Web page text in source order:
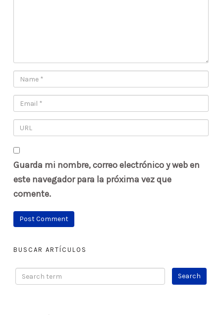
Guarda mi nombre, correo electrónico y web en
este navegador para la próxima vez que
comente.
BUSCAR ARTÍCULOS